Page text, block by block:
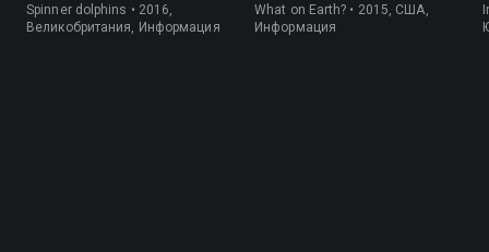
Spinner dolphins • 2016,
Великобритания, Информация
What on Earth? • 2015, США,
Информация